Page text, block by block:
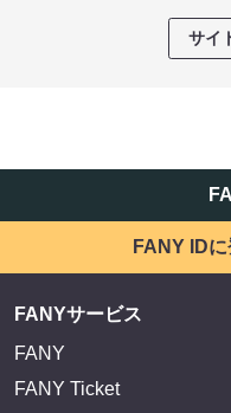
サイ
FANY ID
FANYサービス
FANY
FANY Ticket